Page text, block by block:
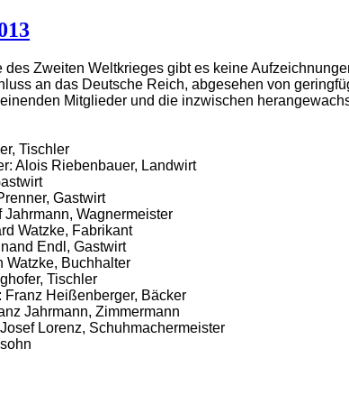
des Zweiten Weltkrieges gibt es keine
an das Deutsche Reich, abgesehen von
Mitglieder und die inzwischen
Tischler
Alois Riebenbauer, Landwirt
Gastwirt
Wagnermeister
Watzke, Fabrikant
Endl, Gastwirt
Watzke, Buchhalter
Tischler
Heißenberger, Bäcker
Jahrmann, Zimmermann
Lorenz, Schuhmachermeister